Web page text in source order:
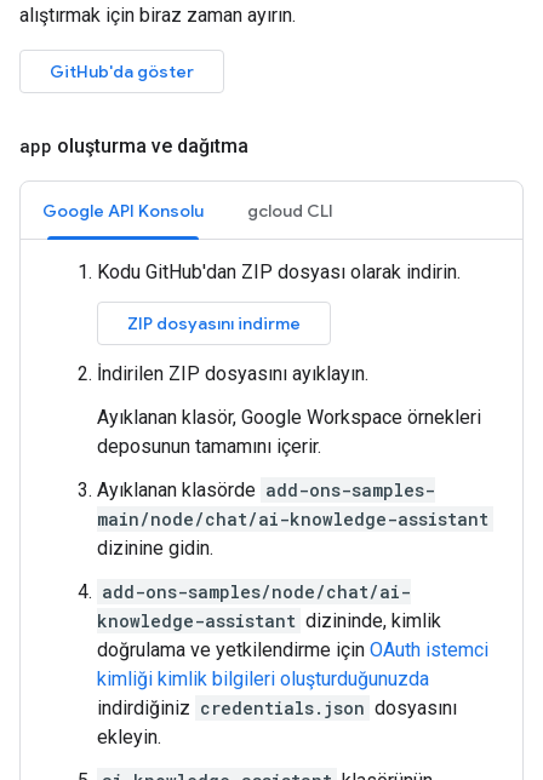
alıştırmak için biraz zaman ayırın.
GitHub'da göster
app oluşturma ve dağıtma
Google API Konsolu gcloud CLI
Kodu GitHub'dan ZIP dosyası olarak indirin.
ZIP dosyasını indirme
İndirilen ZIP dosyasını ayıklayın.
Ayıklanan klasör, Google Workspace örnekleri
deposunun tamamını içerir.
Ayıklanan klasörde add-ons-samples-
main/node/chat/ai-knowledge-assistant
dizinine gidin.
add-ons-samples/node/chat/ai-
knowledge-assistant dizininde, kimlik
doğrulama ve yetkilendirme için OAuth istemci
kimliği kimlik bilgileri oluşturduğunuzda
indirdiğiniz credentials.json dosyasını
ekleyin.